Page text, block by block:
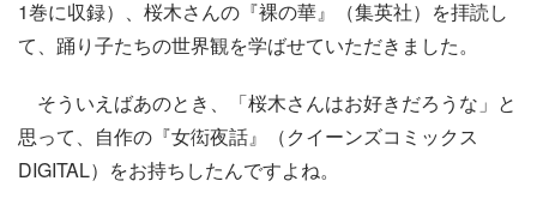
1巻に収録）、桜木さんの『裸の華』（集英社）を拝読し
て、踊り子たちの世界観を学ばせていただきました。
そういえばあのとき、「桜木さんはお好きだろうな」と
思って、自作の『女衒夜話』（クイーンズコミックス
DIGITAL）をお持ちしたんですよね。